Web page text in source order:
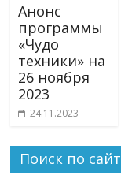
Анонс
программы
«Чудо
техники» на
26 ноября
2023
24.11.2023
Поиск по